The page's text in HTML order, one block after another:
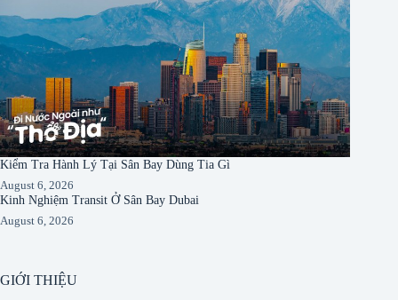
Kiểm Tra Hành Lý Tại Sân Bay Dùng Tia Gì
August 6, 2026
Kinh Nghiệm Transit Ở Sân Bay Dubai
August 6, 2026
GIỚI THIỆU